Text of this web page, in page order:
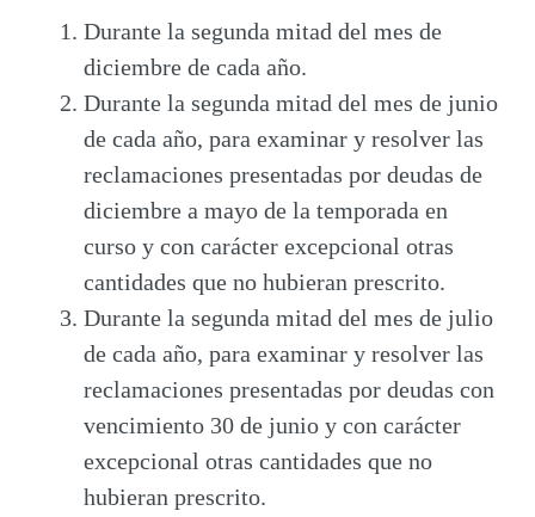
Durante la segunda mitad del mes de
diciembre de cada año.
Durante la segunda mitad del mes de junio
de cada año, para examinar y resolver las
reclamaciones presentadas por deudas de
diciembre a mayo de la temporada en
curso y con carácter excepcional otras
cantidades que no hubieran prescrito.
Durante la segunda mitad del mes de julio
de cada año, para examinar y resolver las
reclamaciones presentadas por deudas con
vencimiento 30 de junio y con carácter
excepcional otras cantidades que no
hubieran prescrito.